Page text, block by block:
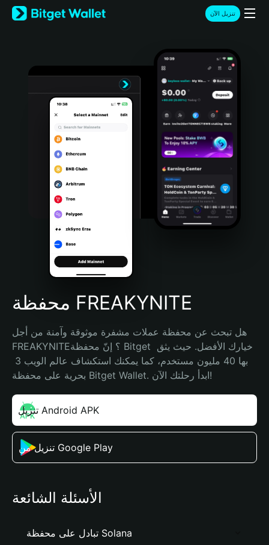
English
日本語
Türkçe
Português (Portugal)
Bahasa Indonesia
Português (Brasil)
Español (Argentina)
تنزيل الآن
محفظة FREAKYNITE
هل تبحث عن محفظة عملات مشفرة موثوقة وآمنة من أجل
FREAKYNITE؟ إنّ محفظة Bitget خيارك الأفضل. حيث يثق
بحرية على محفظة Bitget Wallet. ابدأ رحلتك الآن!
تنزيل Android APK
تنزيل من Google Play
الأسئلة الشائعة
تبادل على محفظة Solana